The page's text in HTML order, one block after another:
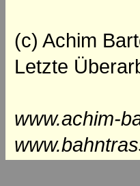
(c) Achim
Letzte
www.achim-